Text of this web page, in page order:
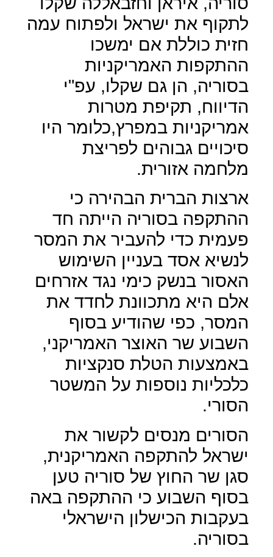
לתקוף את ישראל ולפתוח עמה
חזית כוללת אם ימשכו
ההתקפות האמריקניות
בסוריה, הן גם שקלו, עפ"י
הדיווח, תקיפת מטרות
אמריקניות במפרץ,כלומר היו
סיכויים גבוהים לפריצת
מלחמה אזורית.
ארצות הברית הבהירה כי
ההתקפה בסוריה הייתה חד
פעמית כדי להעביר את המסר
לנשיא אסד בעניין השימוש
האסור בנשק כימי נגד אזרחים
אלם היא מתכוונת לחדד את
המסר, כפי שהודיע בסוף
השבוע שר האוצר האמריקני,
באמצעות הטלת סנקציות
כלכליות נוספות על המשטר
הסורי.
הסורים מנסים לקשור את
ישראל להתקפה האמריקנית,
סגן שר החוץ של סוריה טען
בסוף השבוע כי ההתקפה באה
בעקבות הכישלון הישראלי
בסוריה.